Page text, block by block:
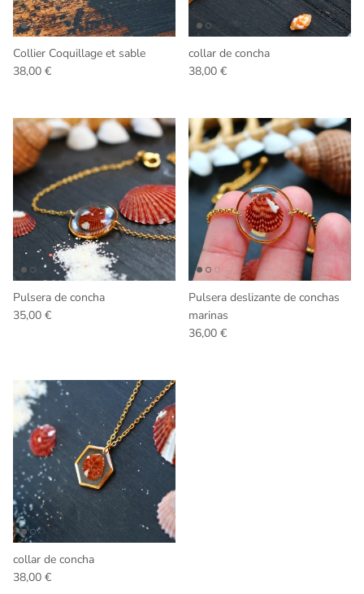
Collier Coquillage et sable
Precio normal
38,00 €
collar de concha
Precio normal
38,00 €
Pulsera de concha
Precio normal
35,00 €
Pulsera deslizante de conchas
marinas
Precio normal
36,00 €
collar de concha
Precio normal
38,00 €